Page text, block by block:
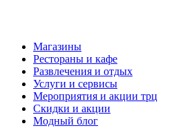
Магазины
Рестораны и кафе
Развлечения и отдых
Услуги и сервисы
Мероприятия и акции трц
Скидки и акции
Модный блог